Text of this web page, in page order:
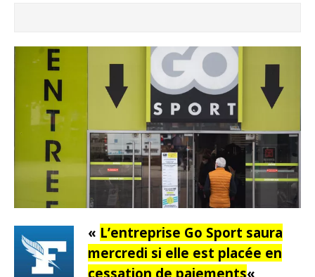
« L’entreprise Go Sport saura
mercredi si elle est placée en
cessation de paiements«